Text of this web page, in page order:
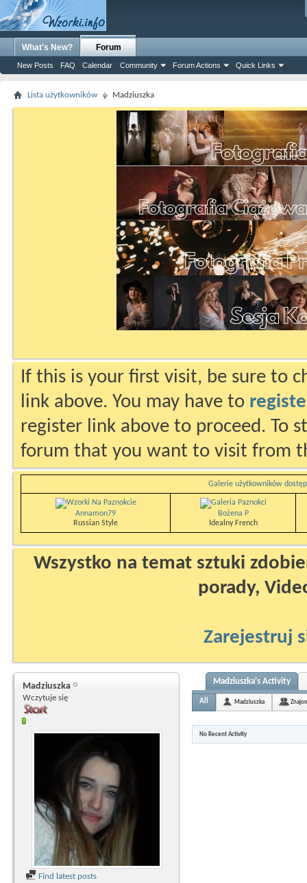
What's New? Forum
New Posts FAQ Calendar Community Forum Actions Quick Links
Lista użytkowników Madziuszka
If this is your first visit, be sure to
link above. You may have to
register link above to proceed. To
forum that you want to visit from
Galerie użytkowników
Annamon79
Russian Style
Bożena P
Idealny French
Wszystko na temat sztuki
porady,
Zarejestruj
Madziuszka
Wczytuje się
Find latest posts
Madziuszka's Activity
All Madziuszka
No Recent Activity